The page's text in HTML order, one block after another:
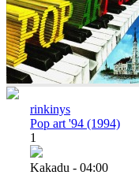
rinkinys
Pop art '94 (1994)
1
Kakadu - 04:00